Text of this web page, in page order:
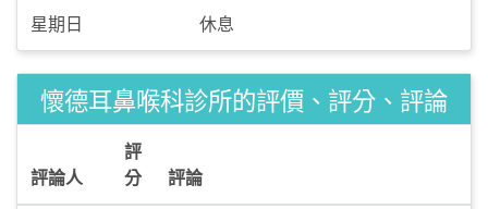
星期日 休息
懷德耳鼻喉科診所的評價、評分、評論
評論人
評
分
評論